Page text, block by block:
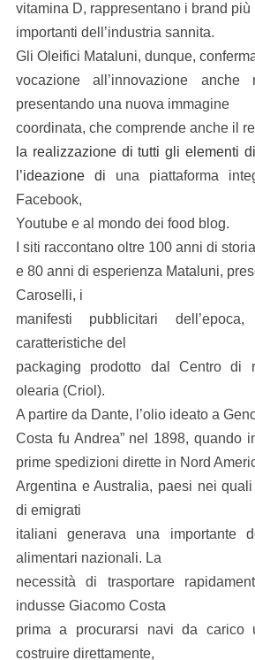
vitamina D, rappresentano i brand più
importanti dell’industria sannita.
Gli Oleifici Mataluni, dunque,
vocazione all’innovazione
presentando una nuova immagine
coordinata, che comprende anche il
la realizzazione di tutti gli elementi
l’ideazione di una piattaforma
Facebook,
Youtube e al mondo dei food blog.
I siti raccontano oltre 100 anni di
e 80 anni di esperienza Mataluni,
Caroselli, i
manifesti pubblicitari
caratteristiche del
packaging prodotto dal Centro di
olearia (Criol).
A partire da Dante, l’olio ideato a
Costa fu Andrea” nel 1898, quando
prime spedizioni dirette in Nord
Argentina e Australia, paesi nei
di emigrati
italiani generava una importante
alimentari nazionali. La
necessità di trasportare
indusse Giacomo Costa
prima a procurarsi navi da
costruire direttamente,